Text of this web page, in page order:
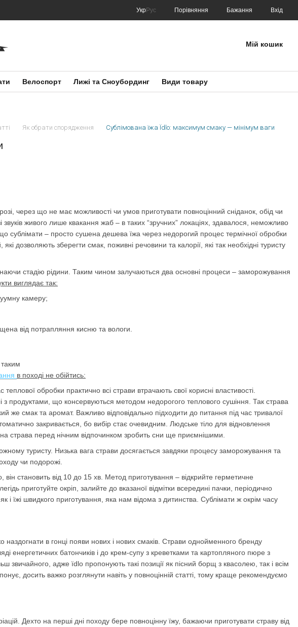
УкрРус Порівняння Бажання Вхід
Мій кошик
Велоспорт Лижі та Сноубординг Види товару
Як обрати спорядження Сублімована їжа Їdlo: максимум смаку — мінімум ваги
через що не має можливості чи умов приготувати повноцінний сніданок, обід чи
живого лише квакання жаб – в таких “зручних” локаціях, здавалося, неможливо
– просто сушена дешева їжа через недорогий процес термічної обробки
дозволяють зберегти смак, поживні речовини та калорії, які так необхідні туристу
стадію рідини. Таким чином залучаються два основні процеси – заморожування
виглядає так:
камеру;
від потрапляння кисню та вологи.
в поході не обійтись:
обробки практично всі страви втрачають свої корисні властивості.
з продуктами, що консервуються методом недорогого теплового сушіння. Так страва
же смак та аромат. Важливо відповідально підходити до питання під час тривалої
закривається, бо вибір стає очевидним. Людське тіло для відновлення
страва перед нічним відпочинком зробить сни ще приємнішими.
туристу. Низька вага страви досягається завдяки процесу заморожування та
чи подорожі.
становить від 10 до 15 хв. Метод приготування – відкрийте герметичне
приготуйте окріп, залийте до вказаної відмітки всередині пачки, періодично
їжі швидкого приготування, яка нам відома з дитинства. Сублімати ж окрім часу
наздогнати в гонці появи нових і нових смаків. Страви однойменного бренду
енергетичних батончиків і до крем-супу з креветками та картопляного пюре з
адже їdlo пропонують такі позиції як пісний борщ з квасолею, так і всім
досить важко розглянути навіть у повноцінній статті, тому краще рекомендуємо
Дехто на перші дні походу бере повноцінну їжу, бажаючи приготувати страву від